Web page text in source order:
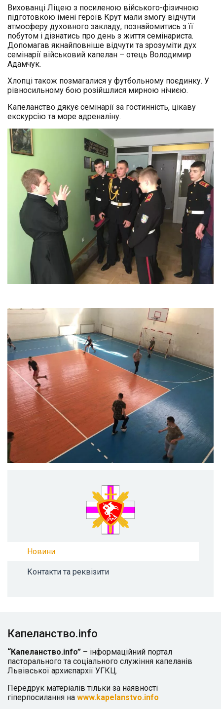
Вихованці Ліцею з посиленою війського-фізичною
підготовкою імені героїв Крут мали змогу відчути
атмосферу духовного закладу, познайомитись з її
побутом і дізнатись про день з життя семінариста.
Допомагав якнайповніше відчути та зрозуміти дух
семінарії військовий капелан – отець Володимир
Адамчук.
Хлопці також позмагалися у футбольному поєдинку. У
рівносильному бою розійшлися мирною нічиєю.
Капеланство дякує семінарії за гостинність, цікаву
екскурсію та море адреналіну.
Новини
Контакти та реквізити
Капеланство.info
“Капеланство.info” – інформаційний портал
пасторального та соціального служіння капеланів
Львівської архиєпархії УГКЦ.
Передрук матеріалів тільки за наявності
гіперпосилання на www.kapelanstvo.info